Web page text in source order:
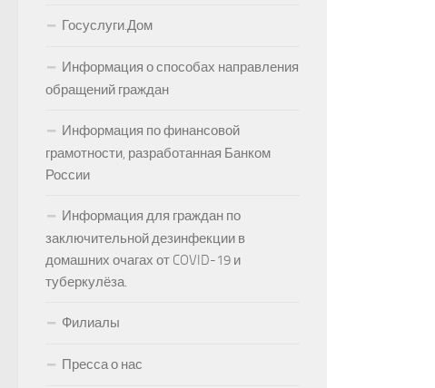
Госуслуги.Дом
Информация о способах направления
обращений граждан
Информация по финансовой
грамотности, разработанная Банком
России
Информация для граждан по
заключительной дезинфекции в
домашних очагах от COVID-19 и
туберкулёза.
Филиалы
Пресса о нас